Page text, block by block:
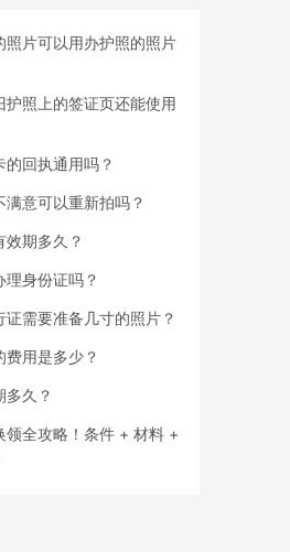
照片可以用办护照的照片
护照上的签证页还能使用
的回执通用吗？
意可以重新拍吗？
效期多久？
身份证吗？
证需要准备几寸的照片？
用是多少？
多久？
领全攻略！条件 + 材料 +